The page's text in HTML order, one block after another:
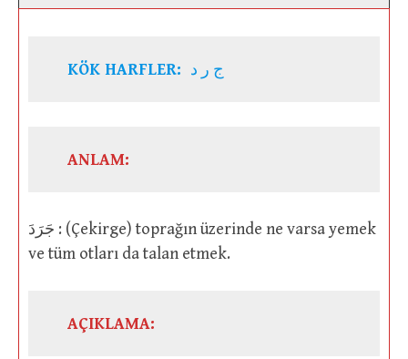
KÖK HARFLER: ج ر د
ANLAM:
جَرَدَ : (Çekirge) toprağın üzerinde ne varsa yemek
ve tüm otları da talan etmek.
AÇIKLAMA: